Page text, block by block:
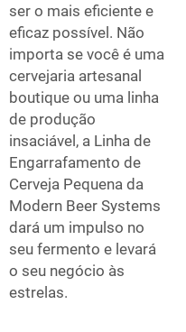
ser o mais eficiente e
eficaz possível. Não
importa se você é uma
cervejaria artesanal
boutique ou uma linha
de produção
insaciável, a Linha de
Engarrafamento de
Cerveja Pequena da
Modern Beer Systems
dará um impulso no
seu fermento e levará
o seu negócio às
estrelas.